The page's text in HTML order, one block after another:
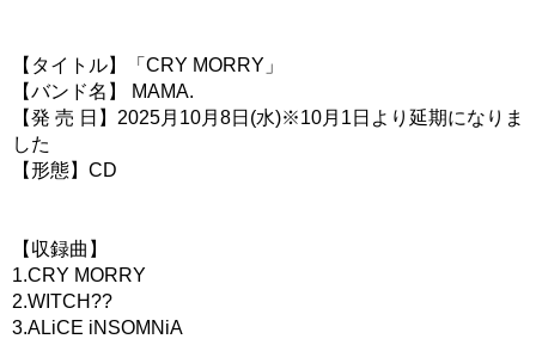
【タイトル】「CRY MORRY」
【バンド名】 MAMA.
【発 売 日】2025月10月8日(水)※10月1日より延期になりま
した
【形態】CD
【収録曲】
1.CRY MORRY
2.WITCH??
3.ALiCE iNSOMNiA